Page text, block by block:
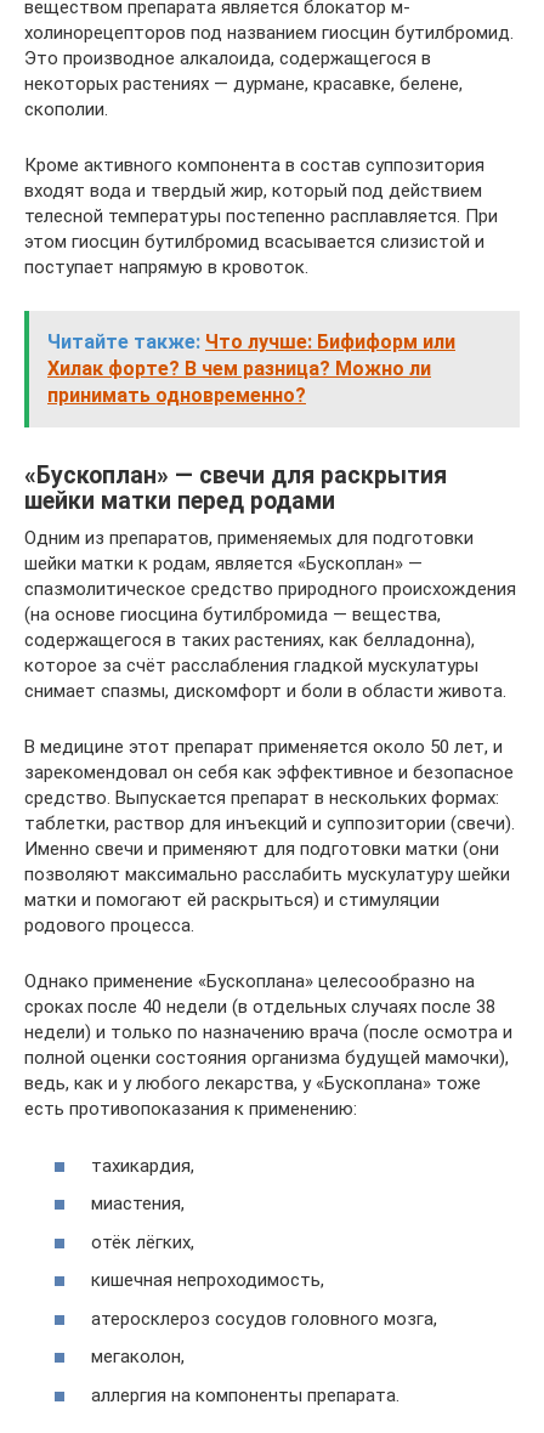
веществом препарата является блокатор м-
холинорецепторов под названием гиосцин бутилбромид.
Это производное алкалоида, содержащегося в
некоторых растениях — дурмане, красавке, белене,
скополии.
Кроме активного компонента в состав суппозитория
входят вода и твердый жир, который под действием
телесной температуры постепенно расплавляется. При
этом гиосцин бутилбромид всасывается слизистой и
поступает напрямую в кровоток.
Читайте также: Что лучше: Бифиформ или
Хилак форте? В чем разница? Можно ли
принимать одновременно?
«Бускоплан» — свечи для раскрытия
шейки матки перед родами
Одним из препаратов, применяемых для подготовки
шейки матки к родам, является «Бускоплан» —
спазмолитическое средство природного происхождения
(на основе гиосцина бутилбромида — вещества,
содержащегося в таких растениях, как белладонна),
которое за счёт расслабления гладкой мускулатуры
снимает спазмы, дискомфорт и боли в области живота.
В медицине этот препарат применяется около 50 лет, и
зарекомендовал он себя как эффективное и безопасное
средство. Выпускается препарат в нескольких формах:
таблетки, раствор для инъекций и суппозитории (свечи).
Именно свечи и применяют для подготовки матки (они
позволяют максимально расслабить мускулатуру шейки
матки и помогают ей раскрыться) и стимуляции
родового процесса.
Однако применение «Бускоплана» целесообразно на
сроках после 40 недели (в отдельных случаях после 38
недели) и только по назначению врача (после осмотра и
полной оценки состояния организма будущей мамочки),
ведь, как и у любого лекарства, у «Бускоплана» тоже
есть противопоказания к применению:
тахикардия,
миастения,
отёк лёгких,
кишечная непроходимость,
атеросклероз сосудов головного мозга,
мегаколон,
аллергия на компоненты препарата.